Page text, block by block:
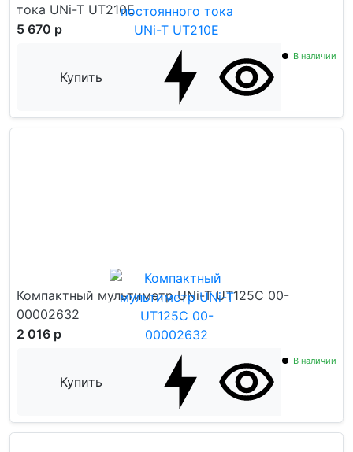
тока UNi-T UT210E
5 670 р
Купить
В наличии
Компактный мультиметр UNi-T UT125C 00-
00002632
2 016 р
Купить
В наличии